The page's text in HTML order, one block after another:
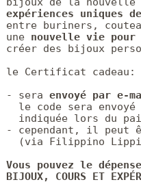
AFRIQUE
LES ANNEAUX DE MARIAGE
ARGENT
ORO
ACCUEIL
NOUVEAUTÉS
SERVICE DE PRESSE
CONTACTS
EMPREINTE
COOKIE POLICY
SELEZIONA LA LINGUA
expériences uniques
entre buriners,
une nouvelle vie
créer des bijoux
le Certificat cadeau:
- sera envoyé par e-
le code sera envoyé
indiquée lors du
- cependant, il peut
(via Filippino
Vous pouvez le
BIJOUX, COURS ET